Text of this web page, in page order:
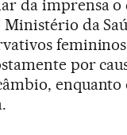
da imprensa o
Ministério da
por
enquanto